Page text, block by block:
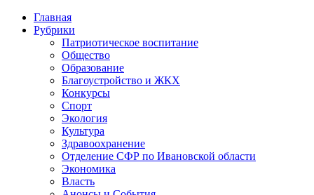
Главная
Рубрики
Патриотическое воспитание
Общество
Образование
Благоустройство и ЖКХ
Конкурсы
Спорт
Экология
Культура
Здравоохранение
Отделение СФР по Ивановской области
Экономика
Власть